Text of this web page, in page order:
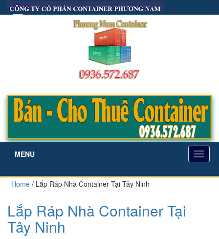
the.lh1005@gmail.com|
0936 572 687
MENU
Home / Lắp Ráp Nhà Container Tại Tây Ninh
Lắp Ráp Nhà Container Tại
Tây Ninh